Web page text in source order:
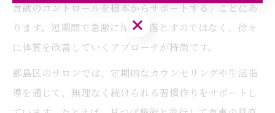
食欲のコントロールを根本からサポートする」ことにあ
ります。短期間で急激に体重を落とすのではなく、徐々
に体質を改善していくアプローチが特徴です。
都島区のサロンでは、定期的なカウンセリングや生活指
導を通じて、無理なく続けられる習慣作りをサポートし
ご予約はこちら